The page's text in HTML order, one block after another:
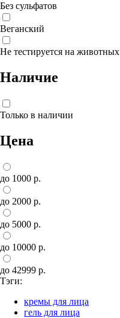
Без сульфатов
Веганский
Не тестируется на животных
Наличие
Только в наличии
Цена
до 1000 р.
до 2000 р.
до 5000 р.
до 10000 р.
до 42999 р.
Тэги:
кремы для лица
гель для лица